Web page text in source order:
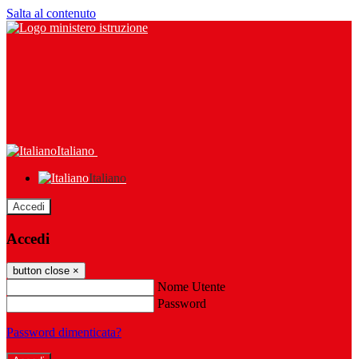
Salta al contenuto
Italiano
Italiano
Accedi
Accedi
button close ×
Nome Utente
Password
Password dimenticata?